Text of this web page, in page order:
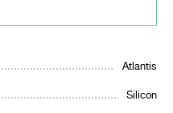
Atlantis
Silicon